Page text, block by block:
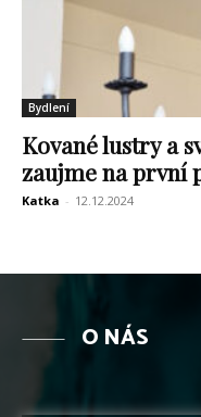
Bydlení
Kované lustry a
zaujme na první
Katka - 12.12.2024
O NÁS